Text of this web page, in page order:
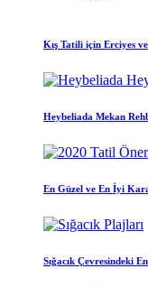
Kış Tatili için Erciyes
Heybeliada Mekan
En Güzel ve En İyi
Sığacık Çevresindeki